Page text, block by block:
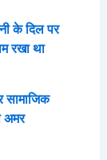
के दिल पर
रखा था
अमर